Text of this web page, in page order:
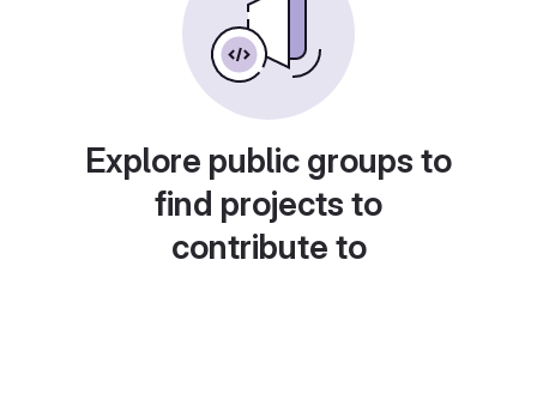
Explore public groups to
find projects to
contribute to